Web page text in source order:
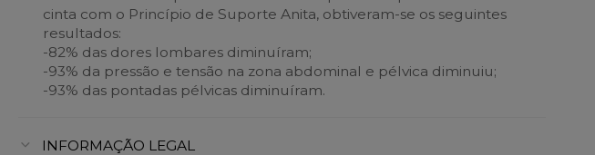
cinta com o Princípio de Suporte Anita, obtiveram-se os seguintes
resultados:
-82% das dores lombares diminuíram;
-93% da pressão e tensão na zona abdominal e pélvica diminuiu;
-93% das pontadas pélvicas diminuíram.
INFORMAÇÃO LEGAL